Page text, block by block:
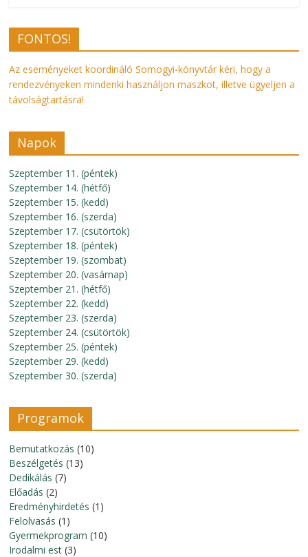
FONTOS!
Az eseményeket koordináló Somogyi-könyvtár kéri, hogy a
rendezvényeken mindenki használjon maszkot, illetve ügyeljen a
távolságtartásra!
Napok
Szeptember 11. (péntek)
Szeptember 14. (hétfő)
Szeptember 15. (kedd)
Szeptember 16. (szerda)
Szeptember 17. (csütörtök)
Szeptember 18. (péntek)
Szeptember 19. (szombat)
Szeptember 20. (vasárnap)
Szeptember 21. (hétfő)
Szeptember 22. (kedd)
Szeptember 23. (szerda)
Szeptember 24. (csütörtök)
Szeptember 25. (péntek)
Szeptember 29. (kedd)
Szeptember 30. (szerda)
Programok
Bemutatkozás (10)
Beszélgetés (13)
Dedikálás (7)
Előadás (2)
Eredményhirdetés (1)
Felolvasás (1)
Gyermekprogram (10)
Irodalmi est (3)